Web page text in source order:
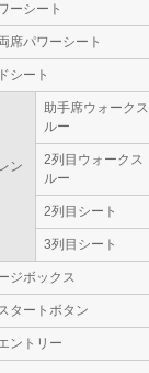
ーシート
席パワーシート
シート
ン
助手席ウォークス
ルー
2列目ウォークス
ルー
2列目シート
3列目シート
ジボックス
タートボタン
ントリー